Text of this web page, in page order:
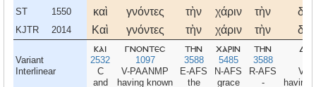
ST 1550 καὶ γνόντες τὴν χάριν τὴν
KJTR 2014 Καὶ γνόντες τὴν χάριν τὴν
Variant
Interlinear
και
2532
C
and
γνοντεσ
1097
V-PAANMP
having known
την
3588
E-AFS
the
χαριν
5485
N-AFS
grace
την
3588
R-AFS
-
V-
having